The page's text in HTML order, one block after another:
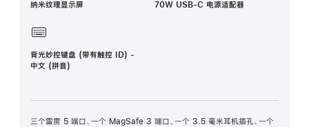
纳米纹理显示屏 70W USB-C 电源适配器
背光妙控键盘 (带有触控 ID) -
中文 (拼音)
三个雷雳 5 端口、一个 MagSafe 3 端口、一个 3.5 毫米耳机插孔、一个